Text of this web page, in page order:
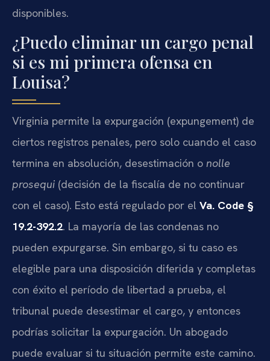
disponibles.
¿Puedo eliminar un cargo penal
si es mi primera ofensa en
Louisa?
Virginia permite la expurgación (expungement) de
ciertos registros penales, pero solo cuando el caso
termina en absolución, desestimación o nolle
prosequi (decisión de la fiscalía de no continuar
con el caso). Esto está regulado por el Va. Code §
19.2-392.2. La mayoría de las condenas no
pueden expurgarse. Sin embargo, si tu caso es
elegible para una disposición diferida y completas
con éxito el período de libertad a prueba, el
tribunal puede desestimar el cargo, y entonces
podrías solicitar la expurgación. Un abogado
puede evaluar si tu situación permite este camino.